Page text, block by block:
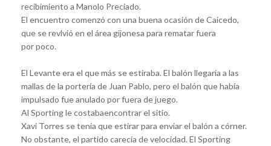
recibimiento a Manolo Preciado.
El encuentro comenzó con una buena ocasión de Caicedo,
que se revlvió en el área gijonesa para rematar fuera
por poco.
El Levante era el que más se estiraba. El balón llegaría a las
mallas de la portería de Juan Pablo, pero el balón que había
impulsado fue anulado por fuera de juego.
Al Sporting le costabaencontrar el sitio.
Xavi Torres se tenía que estirar para enviar el balón a córner.
No obstante, el partido carecía de velocidad. El Sporting